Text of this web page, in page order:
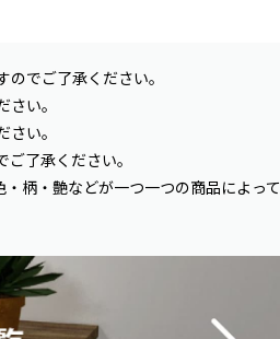
でご了承ください。
い。
い。
了承ください。
柄・艶などが一つ一つの商品によって